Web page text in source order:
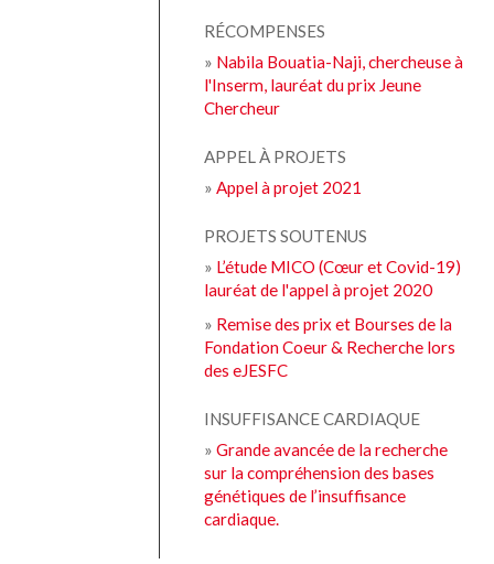
RÉCOMPENSES
» Nabila Bouatia-Naji, chercheuse à
l'Inserm, lauréat du prix Jeune
Chercheur
APPEL À PROJETS
»Appel à projet 2021
PROJETS SOUTENUS
» L’étude MICO (Cœur et Covid-19)
lauréat de l'appel à projet 2020
» Remise des prix et Bourses de la
Fondation Coeur & Recherche lors
des eJESFC
INSUFFISANCE CARDIAQUE
»Grande avancée de la recherche
sur la compréhension des bases
génétiques de l’insuffisance
cardiaque.